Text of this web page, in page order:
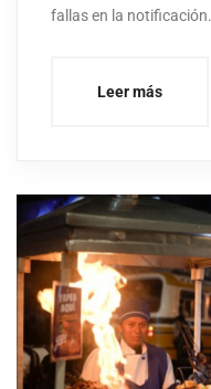
fallas en la notificación.
Leer más